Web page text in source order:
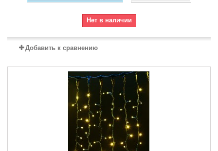
Нет в наличии
Добавить к сравнению